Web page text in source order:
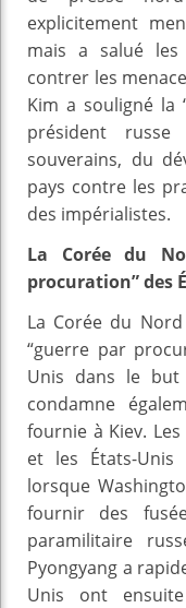
explicitement
mais a salué
contrer les
Kim a souligné la
président
souverains, du
pays contre les
des impérialistes.
La Corée du
procuration” des
La Corée du
“guerre par
Unis dans le but
condamne
fournie à Kiev.
et les États-
lorsque
fournir des
paramilitaire
Pyongyang a
Unis ont